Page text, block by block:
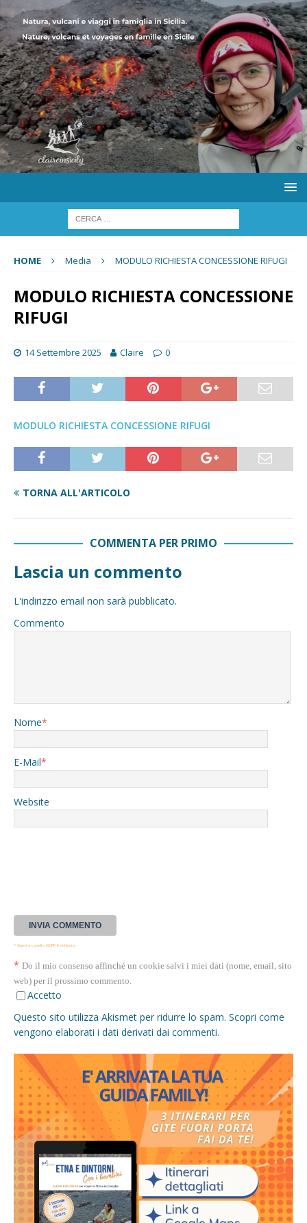
HOME Media MODULO RICHIESTA CONCESSIONE RIFUGI
MODULO RICHIESTA CONCESSIONE
RIFUGI
14 Settembre 2025 Claire 0
MODULO RICHIESTA CONCESSIONE RIFUGI
TORNA ALL'ARTICOLO
COMMENTA PER PRIMO
Lascia un commento
L'indirizzo email non sarà pubblicato.
Commento
Nome*
E-Mail*
Website
* Questa casella GDPR è richiesta
* Do il mio consenso affinché un cookie salvi i miei dati (nome, email, sito
web) per il prossimo commento.
Accetto
Questo sito utilizza Akismet per ridurre lo spam. Scopri come
vengono elaborati i dati derivati dai commenti.